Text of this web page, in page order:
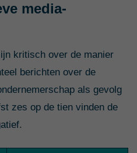
media-
kritisch over de manier
berichten over de
als gevolg
zes op de tien vinden de